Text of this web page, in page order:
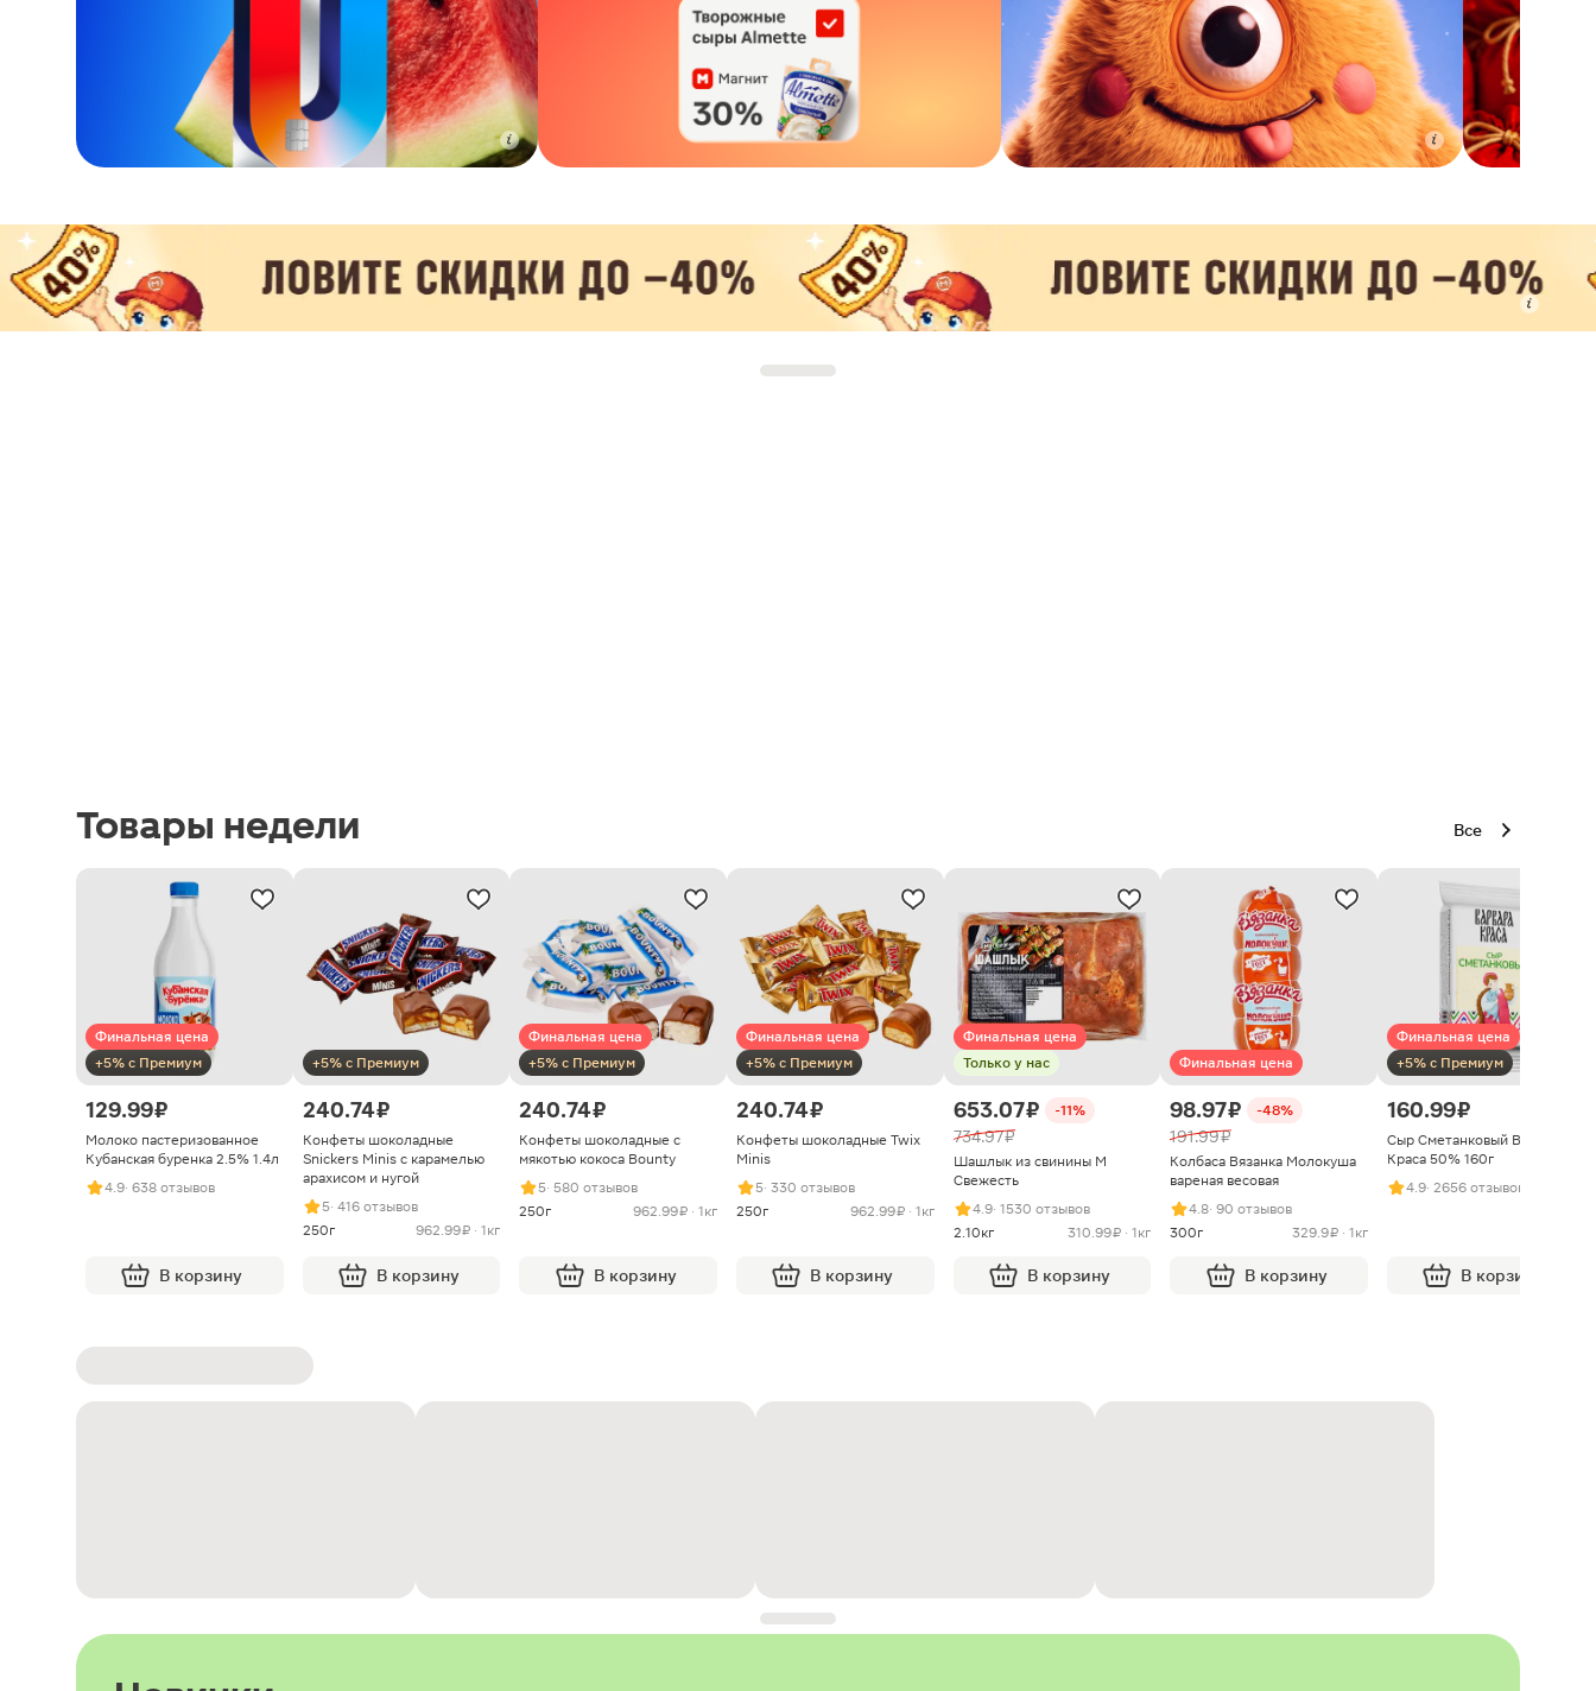
Товары недели Все
Финальная цена
+5% с Премиум
129.99 ₽
Молоко пастеризованное
Кубанская буренка 2.5% 1.4л
4.9· 638 отзывов
В корзину
+5% с Премиум
240.74 ₽
Конфеты шоколадные
Snickers Minis с карамелью
арахисом и нугой
5· 416 отзывов
250г
962.99 ₽ · 1кг
В корзину
Финальная цена
+5% с Премиум
240.74 ₽
Конфеты шоколадные с
мякотью кокоса Bounty
5· 580 отзывов
250г
962.99 ₽ · 1кг
В корзину
Финальная цена
+5% с Премиум
240.74 ₽
Конфеты шоколадные Twix
Minis
5· 330 отзывов
250г
962.99 ₽ · 1кг
В корзину
Финальная цена
Только у нас
653.07 ₽ -11%
734.97 ₽
Шашлык из свинины М
Свежесть
4.9· 1530 отзывов
2.10кг
310.99 ₽ · 1кг
В корзину
Финальная цена
98.97 ₽ -48%
191.99 ₽
Колбаса Вязанка Молокуша
вареная весовая
4.8· 90 отзывов
300г
329.9 ₽ · 1кг
В корзину
Финальная цена
+5% с Премиум
160.99 ₽
Сыр Сметанковый Варвара
Краса 50% 160г
4.9· 2656 отзывов
В корзину